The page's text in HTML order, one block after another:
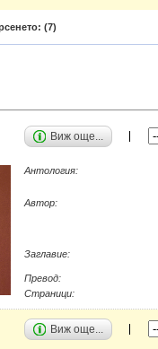
(7)
Виж още...
Антология:
Автор:
Заглавие:
Превод:
Страници:
Виж още...